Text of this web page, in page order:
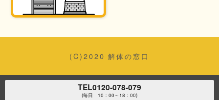
(C)2020 解体の窓口
TEL0120-078-079
(毎日 10：00～18：00)